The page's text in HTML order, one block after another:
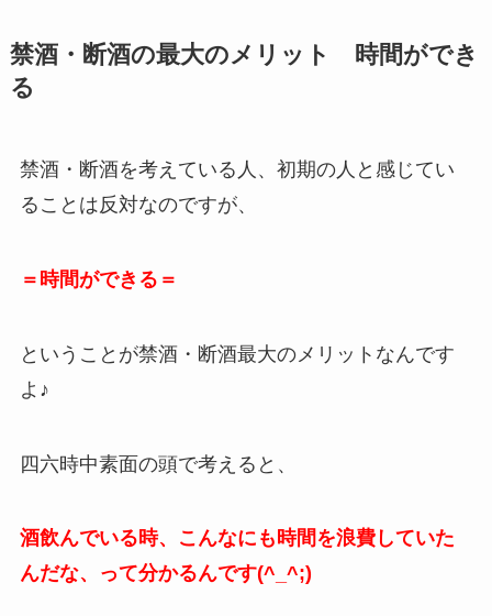
禁酒・断酒の最大のメリット 時間ができ
る
禁酒・断酒を考えている人、初期の人と感じてい
ることは反対なのですが、
＝時間ができる＝
ということが禁酒・断酒最大のメリットなんです
よ♪
四六時中素面の頭で考えると、
酒飲んでいる時、こんなにも時間を浪費していた
んだな、って分かるんです(^_^;)